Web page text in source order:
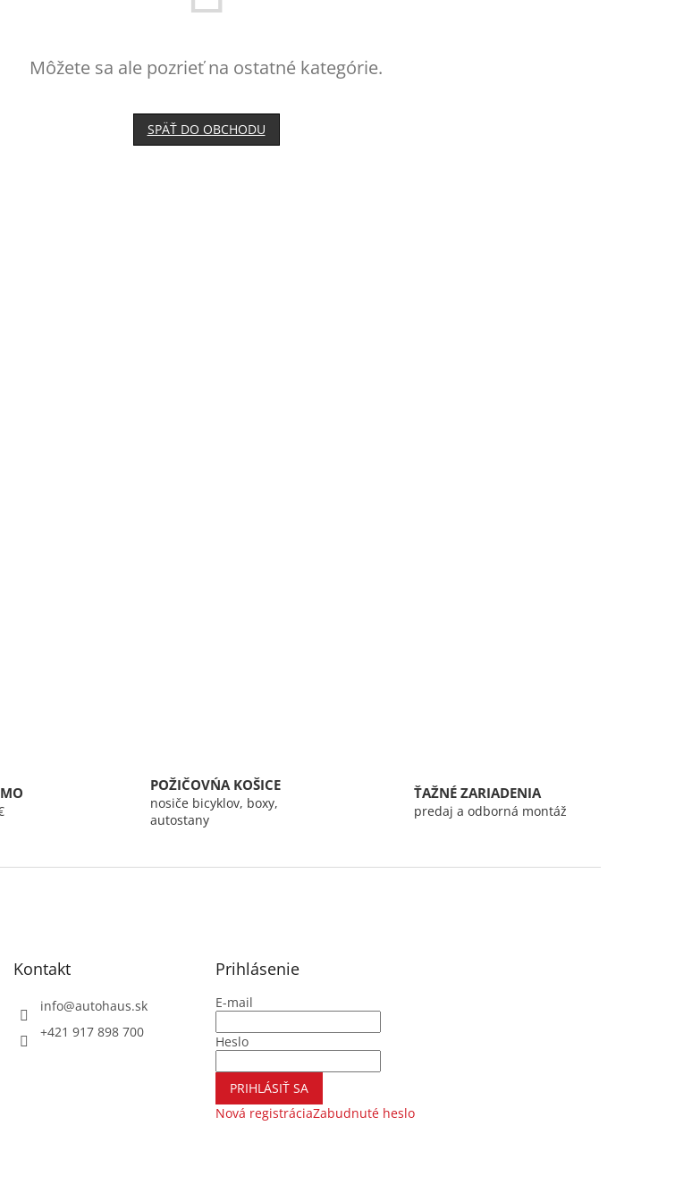
Môžete sa ale pozrieť na ostatné kategórie.
SPÄŤ DO OBCHODU
POŽIČOVŃA KOŠICE
nosiče bicyklov, boxy,
autostany
ŤAŽNÉ ZARIADENIA
predaj a odborná montáž
Kontakt
info@autohaus.sk
+421 917 898 700
Prihlásenie
E-mail
Heslo
PRIHLÁSIŤ SA
Nová registráciaZabudnuté heslo